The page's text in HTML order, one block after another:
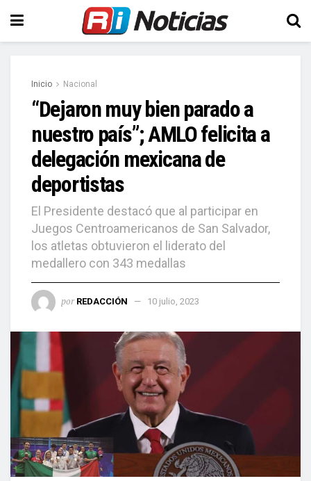
Inicio Nacional
“Dejaron muy bien parado a
nuestro país”; AMLO felicita a
delegación mexicana de
deportistas
El Presidente destacó que al participar en
Juegos Centroamericanos de San Salvador,
los atletas obtuvieron el liderato del
medallero con 343 medallas
por REDACCIÓN 10 julio, 2023